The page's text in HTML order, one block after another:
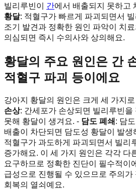
빌리루빈이 간에서 배출되지 못하고
황달: 적혈구가 빠르게 파괴되면서
조기 발견과 정확한 원인 파악이 치
의심되면 즉시 수의사와 상의해요.
황달의 주요 원인은 간
적혈구 파괴 등이에요
강아지 황달의 원인은 크게 세 가지
손상: 간세포가 손상되면 빌리루빈을
못해 황달이 생겨요. - 담도 폐쇄 : 담
배출이 차단되면 담도성 황달이 발생
적혈구가 과도하게 파괴되면서 빌리
증가해요. 이 세 가지 원인은 각각 다
요구하므로 정확한 진단이 필수적이
급성으로 진행될 수 있으므로 주의가
회복의 열쇠예요.